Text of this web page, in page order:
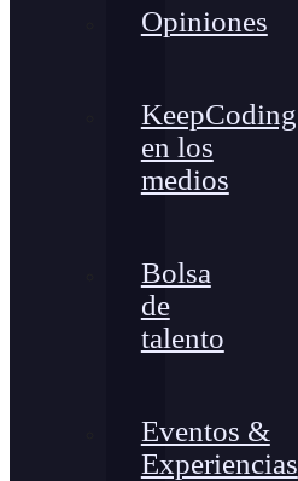
Opiniones
KeepCoding
en los
medios
Bolsa
de
talento
Eventos &
Experiencias